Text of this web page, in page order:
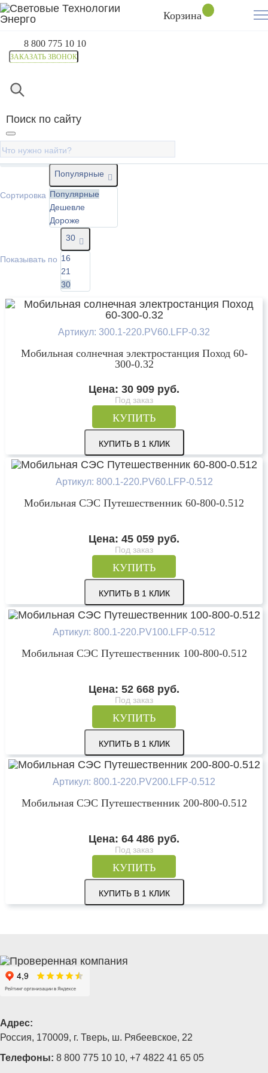
Корзина
8 800 775 10 10
ЗАКАЗАТЬ ЗВОНОК
Поиск по сайту
Главная
Комплекты портативных солнечных
электростанций
Фильтр
Сортировка
Популярные
Популярные
Дешевле
Дороже
Показывать по
30
16
21
30
Артикул: 300.1-220.PV60.LFP-0.32
Мобильная солнечная электростанция Поход 60-
300-0.32
Цена: 30 909 руб.
Под заказ
КУПИТЬ
КУПИТЬ В 1 КЛИК
Артикул: 800.1-220.PV60.LFP-0.512
Мобильная СЭС Путешественник 60-800-0.512
Цена: 45 059 руб.
Под заказ
КУПИТЬ
КУПИТЬ В 1 КЛИК
Артикул: 800.1-220.PV100.LFP-0.512
Мобильная СЭС Путешественник 100-800-0.512
Цена: 52 668 руб.
Под заказ
КУПИТЬ
КУПИТЬ В 1 КЛИК
Артикул: 800.1-220.PV200.LFP-0.512
Мобильная СЭС Путешественник 200-800-0.512
Цена: 64 486 руб.
Под заказ
КУПИТЬ
КУПИТЬ В 1 КЛИК
Адрес:
Россия, 170009, г. Тверь, ш. Рябеевское, 22
Телефоны: 8 800 775 10 10, +7 4822 41 65 05